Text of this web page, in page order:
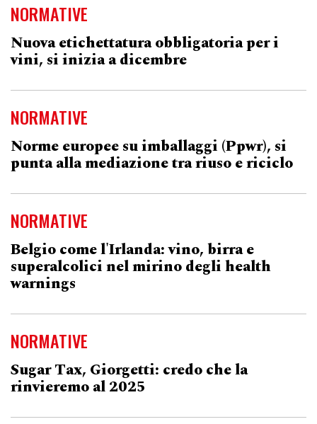
NORMATIVE
Nuova etichettatura obbligatoria per i
vini, si inizia a dicembre
NORMATIVE
Norme europee su imballaggi (Ppwr), si
punta alla mediazione tra riuso e riciclo
NORMATIVE
Belgio come l'Irlanda: vino, birra e
superalcolici nel mirino degli health
warnings
NORMATIVE
Sugar Tax, Giorgetti: credo che la
rinvieremo al 2025